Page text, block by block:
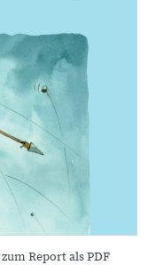
Report als PDF